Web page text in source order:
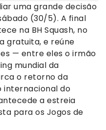
uma grande decisão
(30/5). A final
na BH Squash, no
gratuita, e reúne
— entre eles o irmão
mundial da
o retorno da
internacional do
a estreia
para os Jogos de